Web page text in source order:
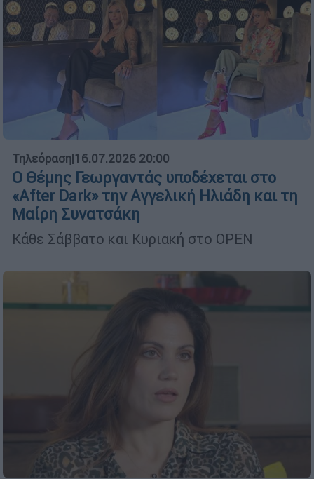
Τηλεόραση|16.07.2026 20:00
Ο Θέμης Γεωργαντάς υποδέχεται στο
«After Dark» την Αγγελική Ηλιάδη και τη
Μαίρη Συνατσάκη
Κάθε Σάββατο και Κυριακή στο OPEN